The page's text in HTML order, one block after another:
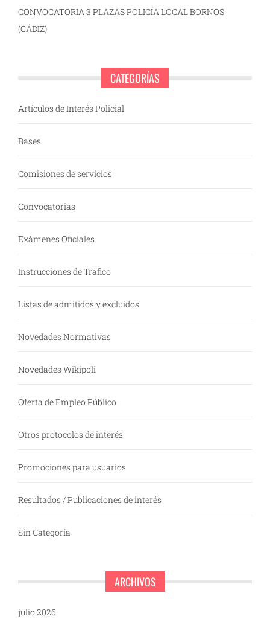
CONVOCATORIA 3 PLAZAS POLICÍA LOCAL BORNOS
(CÁDIZ)
CATEGORÍAS
Artículos de Interés Policial
Bases
Comisiones de servicios
Convocatorias
Exámenes Oficiales
Instrucciones de Tráfico
Listas de admitidos y excluidos
Novedades Normativas
Novedades Wikipoli
Oferta de Empleo Público
Otros protocolos de interés
Promociones para usuarios
Resultados / Publicaciones de interés
Sin Categoría
ARCHIVOS
julio 2026